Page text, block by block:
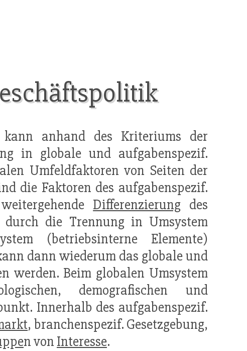
kann anhand des Kriteriums der
in globale und aufgabenspezif.
Umfeldfaktoren von Seiten der
die Faktoren des aufgabenspezif.
Differenzierung des
die Trennung in Umsystem
(betriebsinterne Elemente)
dann wiederum das globale und
werden. Beim globalen Umsystem
demografischen und
Innerhalb des aufgabenspezif.
, branchenspezif. Gesetzgebung,
n von Interesse.